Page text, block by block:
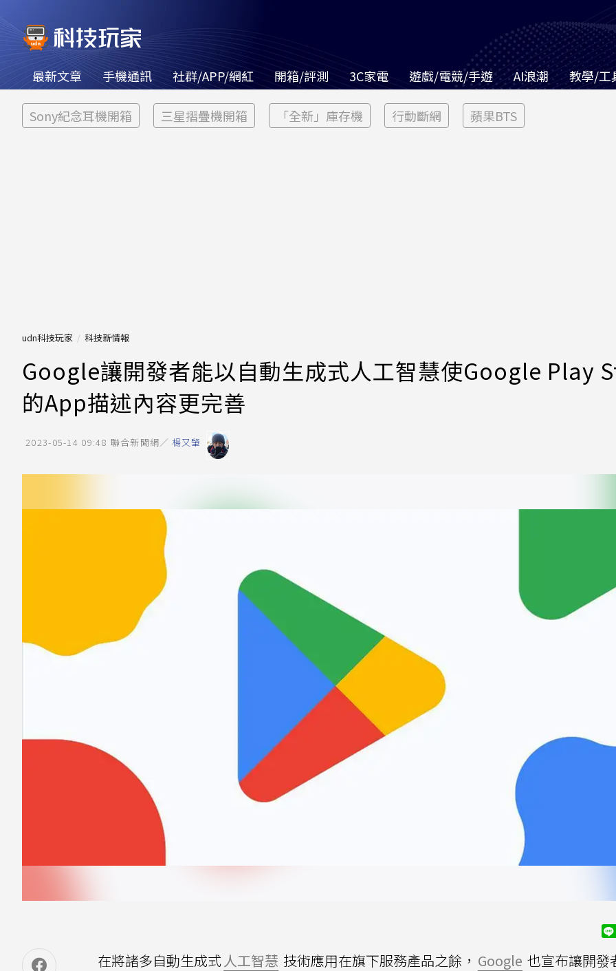
最新文章 手機通訊 社群/APP/網紅 開箱/評測 3C家電 遊戲/電競/手遊 AI浪潮 教學/工
Sony紀念耳機開箱 三星摺疊機開箱 「全新」庫存機 行動斷網 蘋果BTS
udn科技玩家 科技新情報
Google讓開發者能以自動生成式人工智慧使Google Play
的App描述內容更完善
2023-05-14 09:48 聯合新聞網／ 楊又肇
在將諸多自動生成式人工智慧 技術應用在旗下服務產品之餘， Google 也宣布讓開發